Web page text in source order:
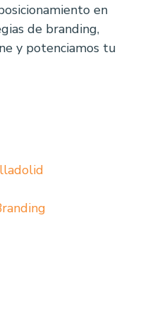
en
de branding,
y potenciamos tu